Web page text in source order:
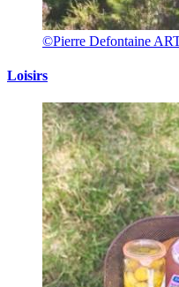
©Pierre Defontaine
Loisirs